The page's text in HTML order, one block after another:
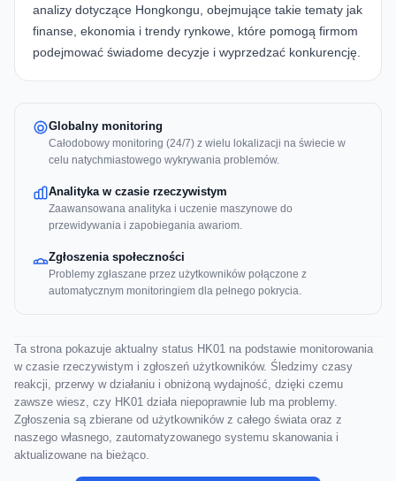
analizy dotyczące Hongkongu, obejmujące takie tematy jak
finanse, ekonomia i trendy rynkowe, które pomogą firmom
podejmować świadome decyzje i wyprzedzać konkurencję.
Globalny monitoring
Całodobowy monitoring (24/7) z wielu lokalizacji na świecie w
celu natychmiastowego wykrywania problemów.
Analityka w czasie rzeczywistym
Zaawansowana analityka i uczenie maszynowe do
przewidywania i zapobiegania awariom.
Zgłoszenia społeczności
Problemy zgłaszane przez użytkowników połączone z
automatycznym monitoringiem dla pełnego pokrycia.
Ta strona pokazuje aktualny status HK01 na podstawie monitorowania
w czasie rzeczywistym i zgłoszeń użytkowników. Śledzimy czasy
reakcji, przerwy w działaniu i obniżoną wydajność, dzięki czemu
zawsze wiesz, czy HK01 działa niepoprawnie lub ma problemy.
Zgłoszenia są zbierane od użytkowników z całego świata oraz z
naszego własnego, zautomatyzowanego systemu skanowania i
aktualizowane na bieżąco.